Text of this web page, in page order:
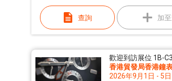
查詢 加
歡迎到訪展位 1B-
香港貿發局香港鐘
2026年9月1日 - 5日